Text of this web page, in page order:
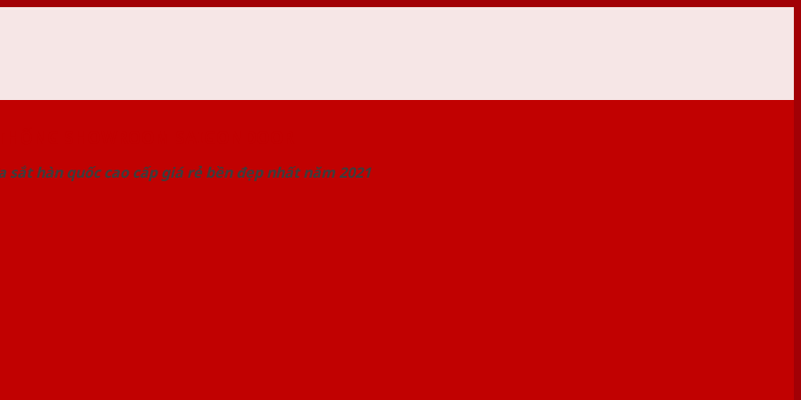
sắt hàn quốc cao cấp giá rẻ bền đẹp nhất năm 2021